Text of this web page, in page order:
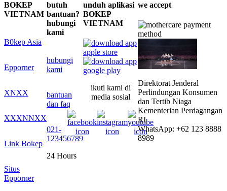
BOKEP
VIETNAM
B0kep Asia
Epporner
XNXX
XXXNNXX
Link Bokep
Situs
Epporner
butuh
bantuan?
hubungi
kami
hubungi
kami
bantuan
dan faq
021-
123456789
24 Hours
unduh aplikasi
BOKEP
VIETNAM
ikuti kami di
media sosial
we accept
Direktorat Jenderal
Perlindungan Konsumen
dan Tertib Niaga
Kementerian Perdagangan
RI
WhatsApp: +62 123 8888
8989